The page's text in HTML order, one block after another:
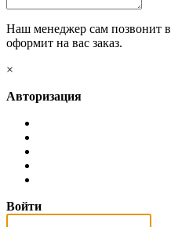
Наш менеджер сам позвонит
оформит на вас заказ.
×
Авторизация
Войти